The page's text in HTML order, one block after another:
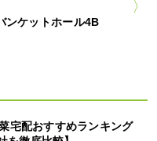
ンケットホール4B
宅配おすすめランキング